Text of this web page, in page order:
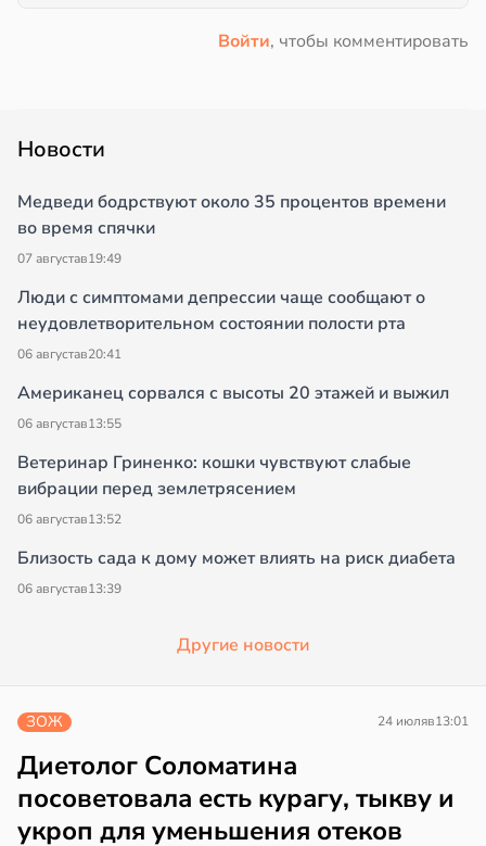
Войти, чтобы комментировать
Новости
Медведи бодрствуют около 35 процентов времени
во время спячки
07 августав19:49
Люди с симптомами депрессии чаще сообщают о
неудовлетворительном состоянии полости рта
06 августав20:41
Американец сорвался с высоты 20 этажей и выжил
06 августав13:55
Ветеринар Гриненко: кошки чувствуют слабые
вибрации перед землетрясением
06 августав13:52
Близость сада к дому может влиять на риск диабета
06 августав13:39
Другие новости
ЗОЖ 24 июляв13:01
Диетолог Соломатина
посоветовала есть курагу, тыкву и
укроп для уменьшения отеков